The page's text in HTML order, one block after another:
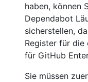
haben, können
Dependabot
sicherstellen,
Register für die
für GitHub
Sie müssen